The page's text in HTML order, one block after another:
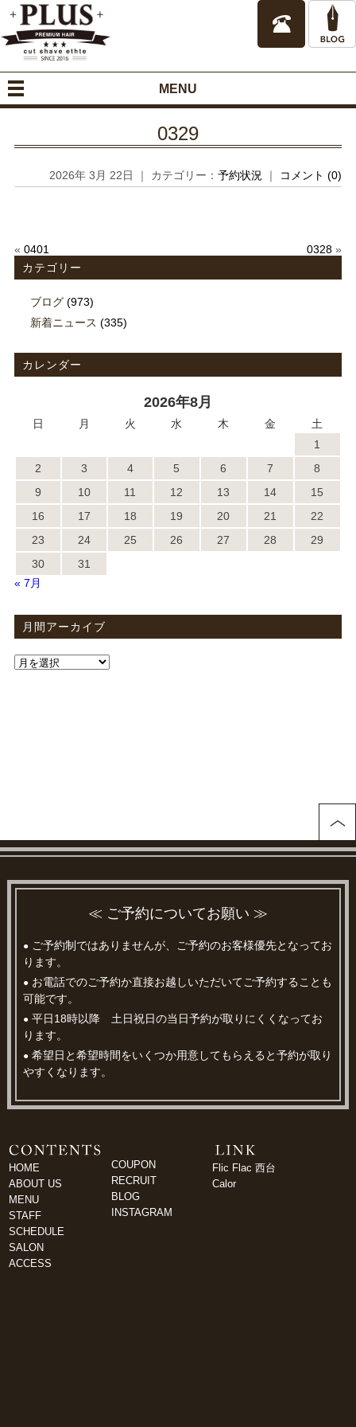
MENU
0329
2026年 3月 22日 ｜ カテゴリー：予約状況 ｜ コメント (0)
« 0401 0328 »
カテゴリー
ブログ(973)
新着ニュース (335)
カレンダー
2026年8月
日 月 火 水 木 金
土
1
2
3 4 5 6 7
8
9
10 11 12 13 14
15
16
17 18 19 20 21
22
23
24 25 26 27 28
29
30
31
« 7月
月間アーカイブ
≪ ご予約についてお願い ≫
● ご予約制ではありませんが、ご予約のお客様優先となってお
ります。
● お電話でのご予約か直接お越しいただいてご予約することも
可能です。
● 平日18時以降 土日祝日の当日予約が取りにくくなってお
ります。
● 希望日と希望時間をいくつか用意してもらえると予約が取り
やすくなります。
HOME
ABOUT US
MENU
STAFF
SCHEDULE
SALON
ACCESS
COUPON
RECRUIT
BLOG
INSTAGRAM
Flic Flac 西台
Calor